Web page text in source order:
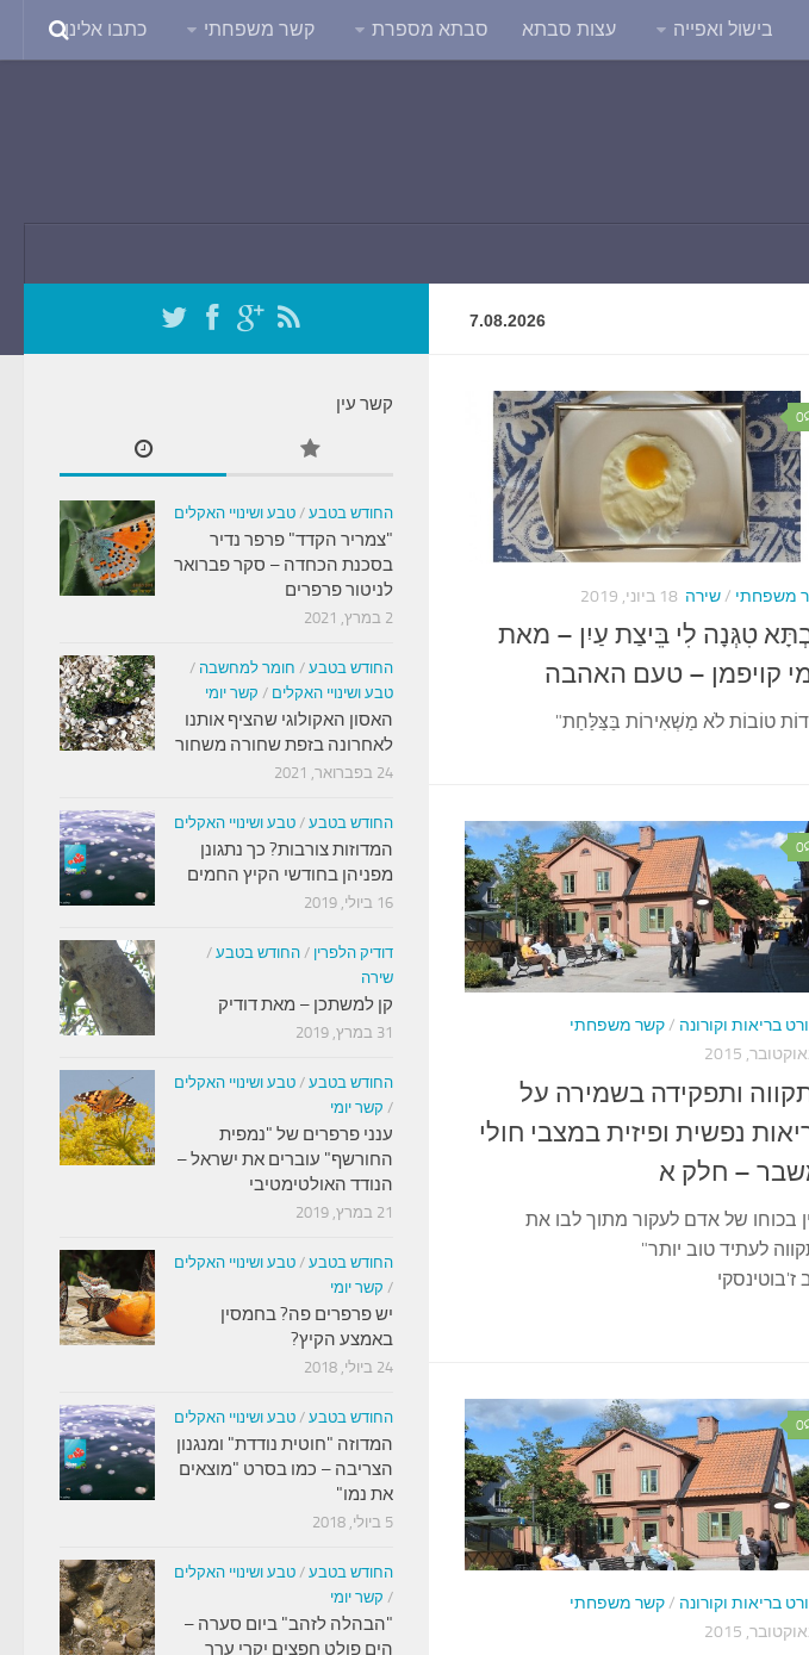
בישול ואפייה עצות סבתא סבתא מספרת קשר משפחתי כתבו אלינו
7.08.2026
0
משפחתי /שירה 18 ביוני, 2019
טִגְּנָה לִי בֵּיצַת עַיִן – מאת
קויפמן – טעם האהבה
טוֹבוֹת לֹא מַשְׁאִירוֹת בַּצַּלַּחַת"
0
בריאות וקורונה /קשר משפחתי
ותפקידה בשמירה על
נפשית ופיזית במצבי חולי
– חלק א
בכוחו של אדם לעקור מתוך לבו את
לעתיד טוב יותר"
ז'בוטינסקי
0
בריאות וקורונה /קשר משפחתי
קשר עין
החודש בטבע / טבע ושינויי האקלים
"צמריר הקדד" פרפר נדיר
בסכנת הכחדה – סקר פברואר
לניטור פרפרים
2 במרץ, 2021
החודש בטבע / חומר למחשבה /
טבע ושינויי האקלים / קשר יומי
האסון האקולוגי שהציף אותנו
לאחרונה בזפת שחורה משחור
24 בפברואר, 2021
החודש בטבע / טבע ושינויי האקלים
המדוזות צורבות? כך נתגונן
מפניהן בחודשי הקיץ החמים
16 ביולי, 2019
דודיק הלפרין / החודש בטבע /
שירה
קן למשתכן – מאת דודיק
31 במרץ, 2019
החודש בטבע / טבע ושינויי האקלים
/ קשר יומי
ענני פרפרים של "נמפית
החורשף" עוברים את ישראל –
הנודד האולטימטיבי
21 במרץ, 2019
החודש בטבע / טבע ושינויי האקלים
/ קשר יומי
יש פרפרים פה? בחמסין
באמצע הקיץ?
24 ביולי, 2018
החודש בטבע / טבע ושינויי האקלים
המדוזה "חוטית נודדת" ומנגנון
הצריבה – כמו בסרט "מוצאים
את נמו"
5 ביולי, 2018
החודש בטבע / טבע ושינויי האקלים
/ קשר יומי
"הבהלה לזהב" ביום סערה –
הים פולט חפצים יקרי ערך